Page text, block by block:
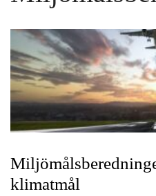
klimatmål